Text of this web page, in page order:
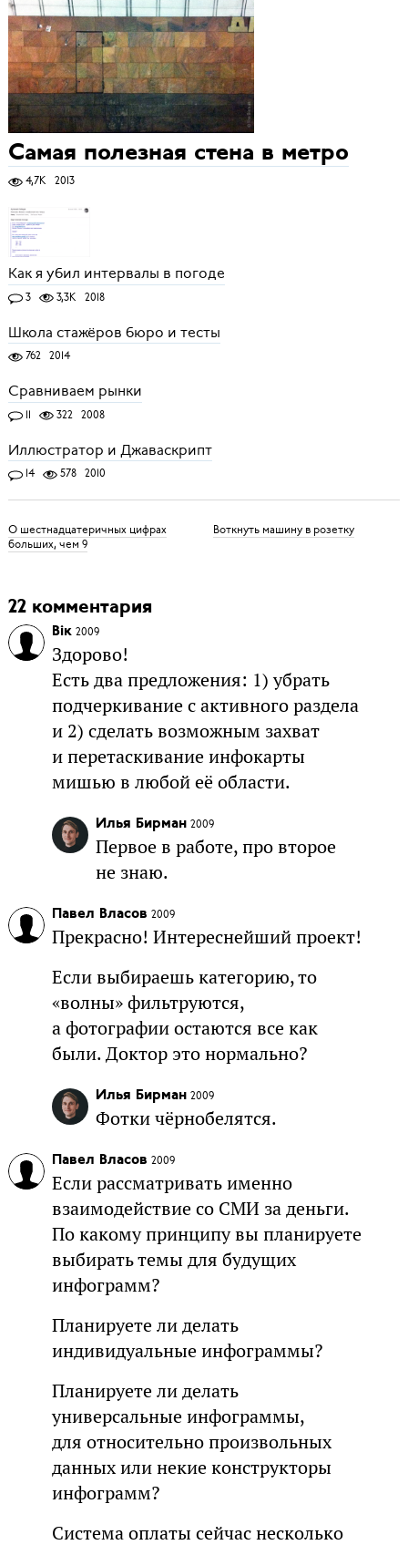
Самая полезная стена в метро
4,7K 2013
Как я убил интервалы в погоде
3 3,3K 2018
Школа стажёров бюро и тесты
762 2014
Сравниваем рынки
11 322 2008
Иллюстратор и Джаваскрипт
14 578 2010
О шестнадцатеричных цифрах
больших, чем 9
Воткнуть машину в розетку
22 комментария
Вік 2009
Здорово!
Есть два предложения: 1) убрать
подчеркивание с активного раздела
и 2) сделать возможным захват
и перетаскивание инфокарты
мишью в любой её области.
Илья Бирман 2009
Первое в работе, про второе
не знаю.
Павел Власов 2009
Прекрасно! Интереснейший проект!
Если выбираешь категорию, то
«волны» фильтруются,
а фотографии остаются все как
были. Доктор это нормально?
Илья Бирман 2009
Фотки чёрнобелятся.
Павел Власов 2009
Если рассматривать именно
взаимодействие со СМИ за деньги.
По какому принципу вы планируете
выбирать темы для будущих
инфограмм?
Планируете ли делать
индивидуальные инфограммы?
Планируете ли делать
универсальные инфограммы,
для относительно произвольных
данных или некие конструкторы
инфограмм?
Система оплаты сейчас несколько